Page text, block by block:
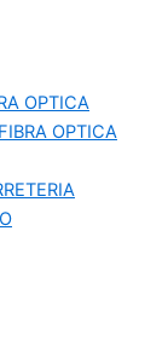
OPTICA
OPTICA